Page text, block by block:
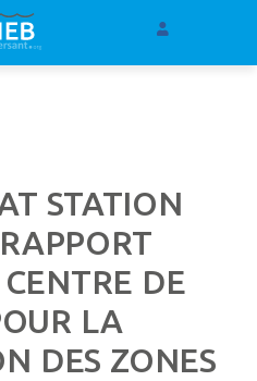
STATION
DE
LA
DES ZONES